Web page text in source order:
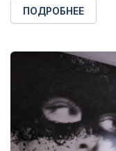
ПОДРОБНЕЕ